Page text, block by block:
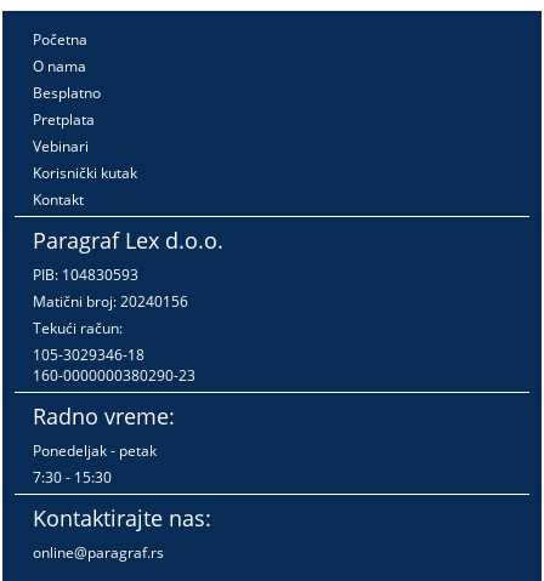
Početna
O nama
Besplatno
Pretplata
Vebinari
Korisnički kutak
Kontakt
Paragraf Lex d.o.o.
PIB: 104830593
Matični broj: 20240156
Tekući račun:
105-3029346-18
160-0000000380290-23
Radno vreme:
Ponedeljak - petak
7:30 - 15:30
Kontaktirajte nas:
online@paragraf.rs